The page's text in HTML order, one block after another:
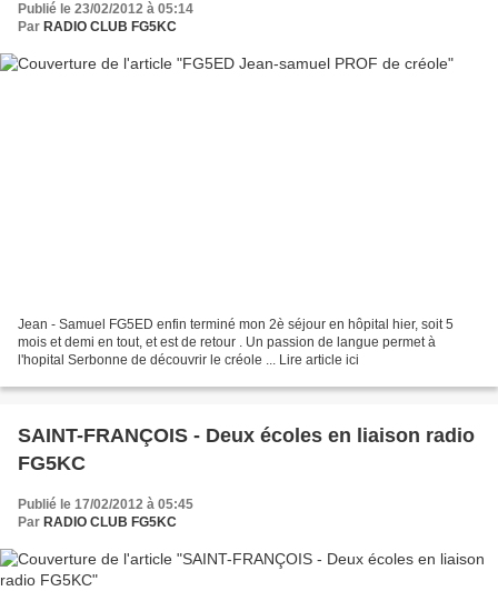
Publié le 23/02/2012 à 05:14
Par RADIO CLUB FG5KC
Jean - Samuel FG5ED enfin terminé mon 2è séjour en hôpital hier, soit 5
mois et demi en tout, et est de retour . Un passion de langue permet à
l'hopital Serbonne de découvrir le créole ... Lire article ici
SAINT-FRANÇOIS - Deux écoles en liaison radio
FG5KC
Publié le 17/02/2012 à 05:45
Par RADIO CLUB FG5KC